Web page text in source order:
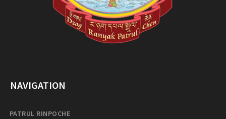
NAVIGATION
PATRUL RINPOCHE